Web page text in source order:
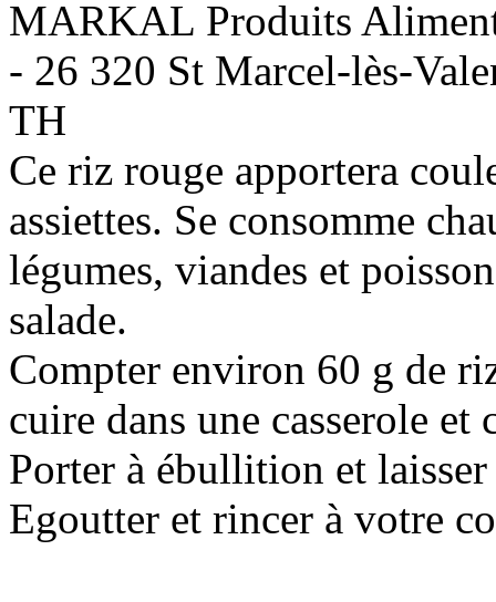
MARKAL Produits
- 26 320 St Marcel-lès-
TH
Ce riz rouge apportera
assiettes. Se consomme
légumes, viandes et
salade.
Compter environ 60 g de
cuire dans une casserole
Porter à ébullition et
Egoutter et rincer à votre